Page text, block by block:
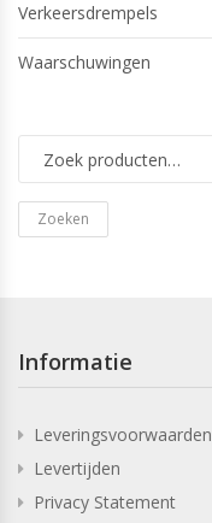
Verkeersdrempels
Waarschuwingen
Zoeken
Informatie
Leveringsvoorwaarden
Levertijden
Privacy Statement